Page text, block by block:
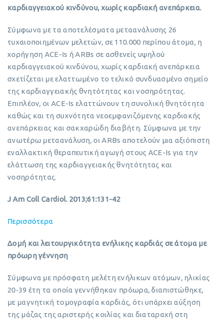
καρδιαγγειακού κινδύνου, χωρίς καρδιακή ανεπάρκεια.
Σύμφωνα με τα αποτελέσματα μεταανάλυσης 26
τυχαιοποιημένων μελετών, σε 110.000 περίπου άτομα, η
χορήγηση ACE-Is ή ARBs σε ασθενείς υψηλού
καρδιαγγειακού κινδύνου, χωρίς καρδιακή ανεπάρκεια
σχετίζεται με ελαττωμένο το τελικό συνδυασμένο σημείο
της καρδιαγγειακής θνητότητας και νοσηρότητας.
Επιπλέον, οι ACE-Is ελαττώνουν τη συνολική θνητότητα
καθώς και τη συχνότητα νεοεμφανιζόμενης καρδιακής
ανεπάρκειας και σακχαρώδη διαβήτη. Σύμφωνα με την
ανωτέρω μεταανάλυση, οι ARBs αποτελούν μια αξιόπιστη
εναλλακτική θεραπευτική αγωγή στους ACE-Is για την
ελάττωση της καρδιαγγειακής θνητότητας και
νοσηρότητας.
J Am Coll Cardiol. 2013;61:131-42
Περισσότερα
Δομή και λειτουργικότητα ενήλικης καρδιάς σε άτομα με
πρόωρη γέννηση
Σύμφωνα με πρόσφατη μελέτη ενήλικων ατόμων, ηλικίας
20-39 έτη τα οποία γεννήθηκαν πρόωρα, διαπιστώθηκε,
με μαγνητική τομογραφία καρδιάς, ότι υπάρχει αύξηση
της μάζας της αριστερής κοιλίας και διαταραχή στη